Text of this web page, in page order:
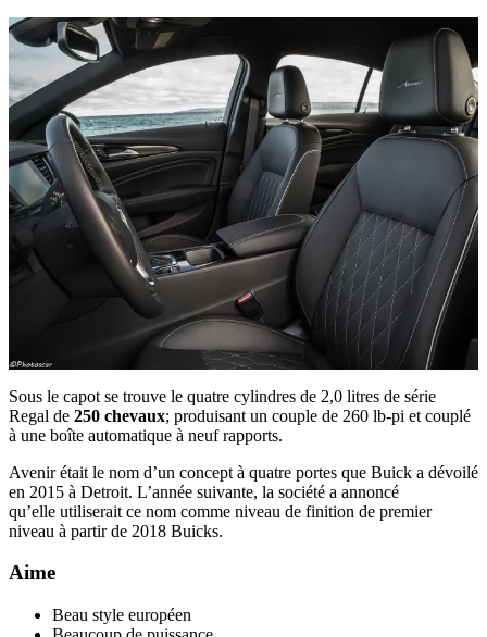
Sous le capot se trouve le quatre cylindres de 2,0 litres de série
Regal de 250 chevaux; produisant un couple de 260 lb-pi et couplé
à une boîte automatique à neuf rapports.
Avenir était le nom d’un concept à quatre portes que Buick a dévoilé
en 2015 à Detroit. L’année suivante, la société a annoncé
qu’elle utiliserait ce nom comme niveau de finition de premier
niveau à partir de 2018 Buicks.
Aime
Beau style européen